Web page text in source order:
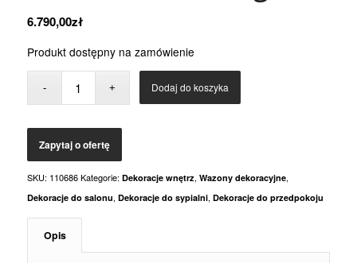
6.790,00zł
Produkt dostępny na zamówienie
Dodaj do koszyka
SKU: 110686 Kategorie: Dekoracje wnętrz, Wazony dekoracyjne,
Dekoracje do salonu, Dekoracje do sypialni, Dekoracje do przedpokoju
Opis